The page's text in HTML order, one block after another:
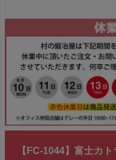
【FC-1044】富士カ